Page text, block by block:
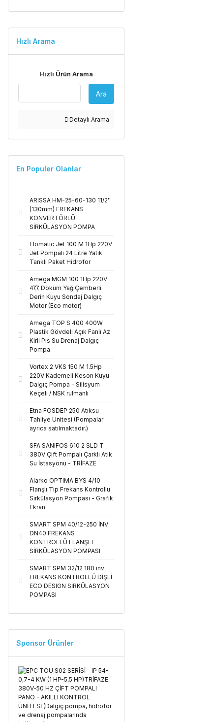
Hızlı Arama
Hızlı Ürün Arama
Ara
Detaylı Arama
En Populer Olanlar
ARISSA HM-25-60-130 11/2''
(130mm) FREKANS
KONVERTÖRLÜ
SİRKÜLASYON POMPA
Flomatic Jet 100 M 1Hp 220V
Jet Pompalı 24 Litre Yatık
Tanklı Paket Hidrofor
Amega MGM 100 1Hp 220V
4\'\' Döküm Yağ Çemberli
Derin Kuyu Sondaj Dalgıç
Motor (Eco motor)
Amega TOP S 400 400W
Plastik Gövdeli Açık Fanlı Az
Kirli Pis Su Drenaj Dalgıç
Pompa
Vortex 2 VKS 150 M 1.5Hp
220V Kademeli Keson Kuyu
Dalgıç Pompa - Silisyum
Keçeli / NSK rulmanlı
Etna FOSDEP 250 Atıksu
Tahliye Ünitesi (Pompalar
ayrıca satılmaktadır.)
SFA SANIFOS 610 2 SLD T
380V Çift Pompalı Çarklı Atık
Su İstasyonu - TRİFAZE
Alarko OPTIMA BYS 4/10
Flanşlı Tip Frekans Kontrollü
Sirkülasyon Pompası - Grafik
Ekran
SMART SPM 40/12-250 İNV
DN40 FREKANS
KONTROLLÜ FLANŞLI
SİRKÜLASYON POMPASI
SMART SPM 32/12 180 inv
FREKANS KONTROLLÜ DİŞLİ
ECO DESIGN SİRKÜLASYON
POMPASI
Sponsor Ürünler